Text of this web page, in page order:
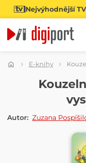
Nejvýhodnější
Kategorie
E-knihy
Autor: Zuzana